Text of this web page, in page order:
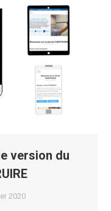
version du
2020